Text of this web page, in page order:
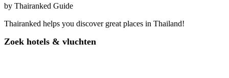
by Thairanked Guide
Thairanked helps you discover great places in Thailand!
Zoek hotels & vluchten